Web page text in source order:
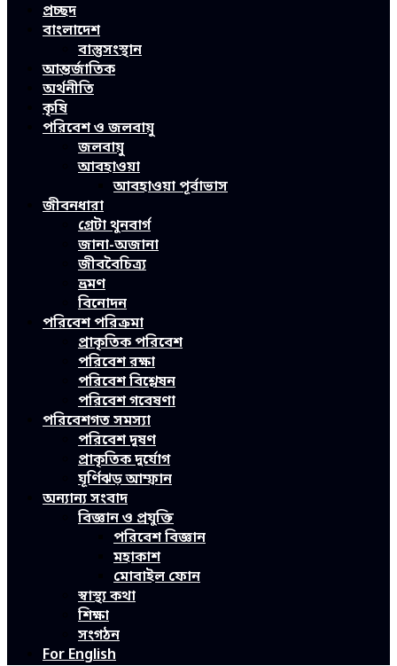
প্রচ্ছদ
বাংলাদেশ
বাস্তুসংস্থান
আন্তর্জাতিক
অর্থনীতি
কৃষি
পরিবেশ ও জলবায়ু
জলবায়ু
আবহাওয়া
আবহাওয়া পূর্বাভাস
জীবনধারা
গ্রেটা থুনবার্গ
জানা-অজানা
জীববৈচিত্র্য
ভ্রমণ
বিনোদন
পরিবেশ পরিক্রমা
প্রাকৃতিক পরিবেশ
পরিবেশ রক্ষা
পরিবেশ বিশ্লেষন
পরিবেশ গবেষণা
পরিবেশগত সমস্যা
পরিবেশ দূষণ
প্রাকৃতিক দুর্যোগ
ঘূর্ণিঝড় আম্ফান
অন্যান্য সংবাদ
বিজ্ঞান ও প্রযুক্তি
পরিবেশ বিজ্ঞান
মহাকাশ
মোবাইল ফোন
স্বাস্থ্য কথা
শিক্ষা
সংগঠন
For English